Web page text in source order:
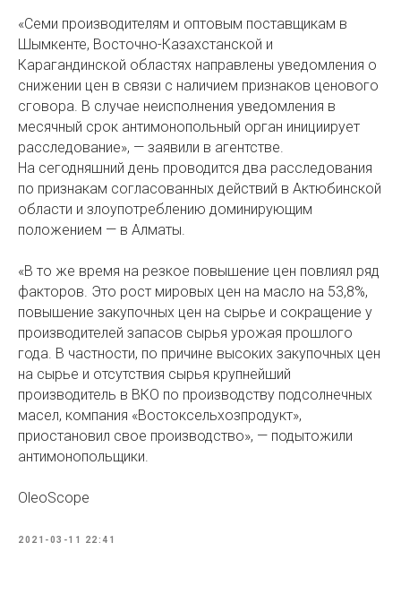
«Семи производителям и оптовым поставщикам в
Шымкенте, Восточно-Казахстанской и
Карагандинской областях направлены уведомления о
снижении цен в связи с наличием признаков ценового
сговора. В случае неисполнения уведомления в
месячный срок антимонопольный орган инициирует
расследование», — заявили в агентстве.
На сегодняшний день проводится два расследования
по признакам согласованных действий в Актюбинской
области и злоупотреблению доминирующим
положением — в Алматы.
«В то же время на резкое повышение цен повлиял ряд
факторов. Это рост мировых цен на масло на 53,8%,
повышение закупочных цен на сырье и сокращение у
производителей запасов сырья урожая прошлого
года. В частности, по причине высоких закупочных цен
на сырье и отсутствия сырья крупнейший
производитель в ВКО по производству подсолнечных
масел, компания «Востоксельхозпродукт»,
приостановил свое производство», — подытожили
антимонопольщики.
OleoScope
2021-03-11 22:41